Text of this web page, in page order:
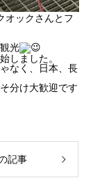
オックさんとフ
光
しました。
なく、日本、長
分け大歓迎です
記事